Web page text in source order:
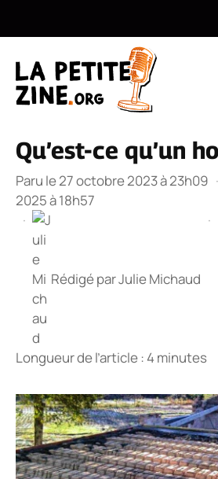
contenu
Qu’est-ce qu’un
Paru le 27 octobre 2023 à 23h09 ·
2025 à 18h57
·
Rédigé parJulie Michaud
·
Longueur de l’article : 4 minutes